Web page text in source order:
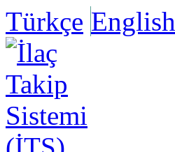
Türkçe English